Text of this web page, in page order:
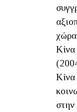
Κίνα
Κίνα